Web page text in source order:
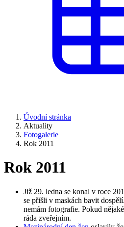
Úvodní stránka
Aktuality
Fotogalerie
Rok 2011
Rok 2011
Již 29. ledna se konal v roce
se přišli v maskách bavit
nemám fotografie. Pokud
ráda zveřejním.